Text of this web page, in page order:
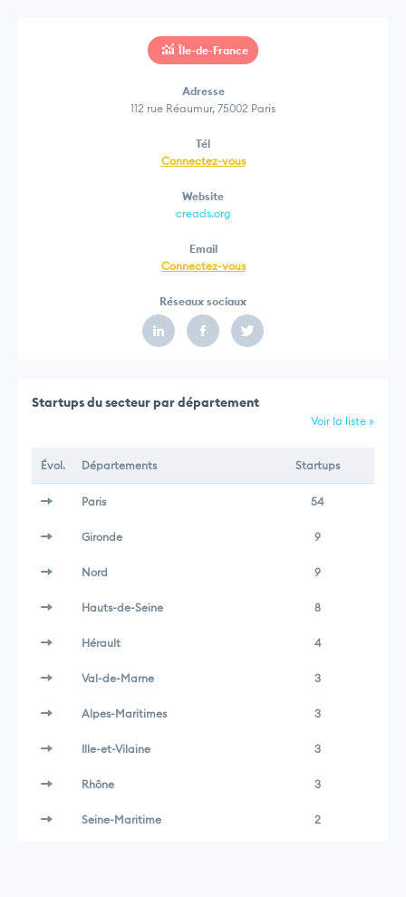
Île-de-France
Adresse
112 rue Réaumur, 75002 Paris
Tél
Connectez-vous
Website
creads.org
Email
Connectez-vous
Réseaux sociaux
Startups du secteur par département
Voir la liste »
Évol. Départements Startups
Paris 54
Gironde 9
Nord 9
Hauts-de-Seine 8
Hérault 4
Val-de-Marne 3
Alpes-Maritimes 3
Ille-et-Vilaine 3
Rhône 3
Seine-Maritime 2